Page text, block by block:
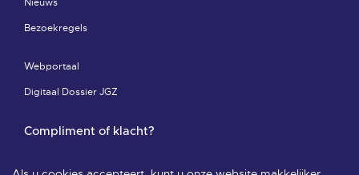
Nieuws
Bezoekregels
Webportaal
Digitaal Dossier JGZ
Compliment of klacht?